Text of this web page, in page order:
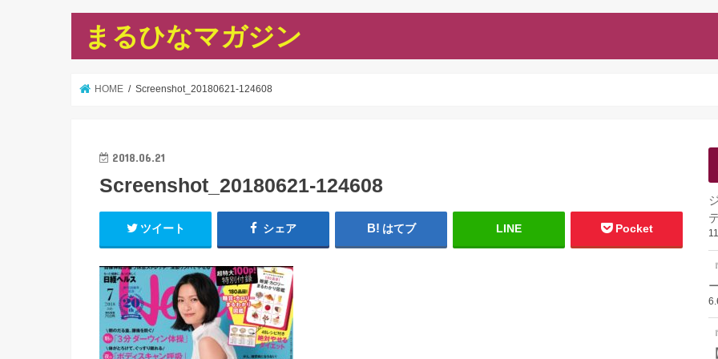
まるひなマガジン
HOME Screenshot_20180621-124608
2018.06.21
Screenshot_20180621-124608
ツイート シェア はてブ LINE Pocket